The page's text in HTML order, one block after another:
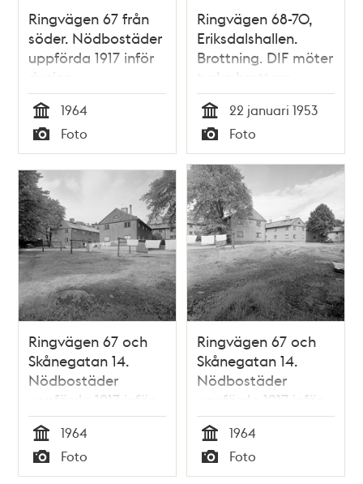
Ringvägen 67 från
söder. Nödbostäder
uppförda 1917 inför
rivning
Tid
1964
Typ
Foto
Ringvägen 68-70,
Eriksdalshallen.
Brottning. DIF möter
tyska brottare
Tid
22 januari 1953
Typ
Foto
Ringvägen 67 och
Skånegatan 14.
Nödbostäder
uppförda 1917 inför
rivning
Tid
1964
Typ
Foto
Ringvägen 67 och
Skånegatan 14.
Nödbostäder
uppförda 1917 inför
rivning
Tid
1964
Typ
Foto